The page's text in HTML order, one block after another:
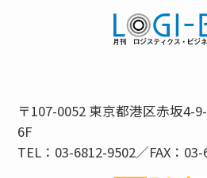
〒107-0052 東京都港区赤坂4-
6F
TEL：03-6812-9502／FAX：